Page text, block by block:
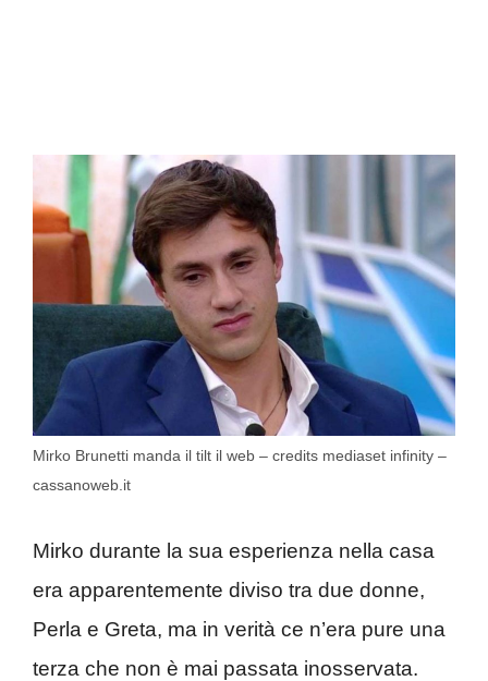
Mirko Brunetti manda il tilt il web – credits mediaset infinity –
cassanoweb.it
Mirko durante la sua esperienza nella casa
era apparentemente diviso tra due donne,
Perla e Greta, ma in verità ce n’era pure una
terza che non è mai passata inosservata.